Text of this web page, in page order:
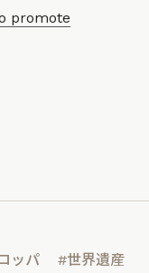
promote
ッパ
#世界遺産